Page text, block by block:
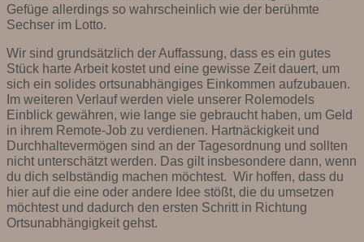
Gefüge allerdings so wahrscheinlich wie der berühmte
Sechser im Lotto.
Wir sind grundsätzlich der Auffassung, dass es ein gutes
Stück harte Arbeit kostet und eine gewisse Zeit dauert, um
sich ein solides ortsunabhängiges Einkommen aufzubauen.
Im weiteren Verlauf werden viele unserer Rolemodels
Einblick gewähren, wie lange sie gebraucht haben, um Geld
in ihrem Remote-Job zu verdienen. Hartnäckigkeit und
Durchhaltevermögen sind an der Tagesordnung und sollten
nicht unterschätzt werden. Das gilt insbesondere dann, wenn
du dich selbständig machen möchtest. Wir hoffen, dass du
hier auf die eine oder andere Idee stößt, die du umsetzen
möchtest und dadurch den ersten Schritt in Richtung
Ortsunabhängigkeit gehst.